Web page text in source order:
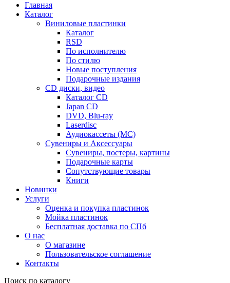
Главная
Каталог
Виниловые пластинки
Каталог
RSD
По исполнителю
По стилю
Новые поступления
Подарочные издания
CD диски, видео
Каталог CD
Japan CD
DVD, Blu-ray
Laserdisc
Аудиокассеты (MC)
Сувениры и Аксессуары
Сувениры, постеры, картины
Подарочные карты
Сопутствующие товары
Книги
Новинки
Услуги
Оценка и покупка пластинок
Мойка пластинок
Бесплатная доставка по СПб
О нас
О магазине
Пользовательское соглашение
Контакты
Поиск по каталогу